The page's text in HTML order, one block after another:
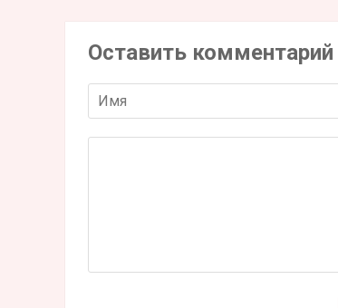
Оставить комментарий